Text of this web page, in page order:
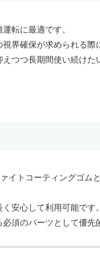
転に最適です。
界確保が求められる際
つつ長期間使い続けた
イトコーティングゴム
安心して利用可能です。
須のパーツとして優先